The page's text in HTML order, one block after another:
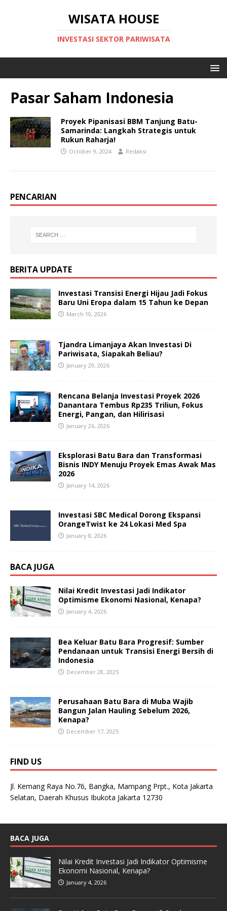
WISATA HOUSE
INVESTASI SEKTOR PARIWISATA
Pasar Saham Indonesia
Proyek Pipanisasi BBM Tanjung Batu-
Samarinda: Langkah Strategis untuk
Rukun Raharja!
October 9, 2024 Redaksi
PENCARIAN
BERITA UPDATE
Investasi Transisi Energi Hijau Jadi Fokus
Baru Uni Eropa dalam 15 Tahun ke Depan
March 10, 2026
Tjandra Limanjaya Akan Investasi Di
Pariwisata, Siapakah Beliau?
January 29, 2026
Rencana Belanja Investasi Proyek 2026
Danantara Tembus Rp235 Triliun, Fokus
Energi, Pangan, dan Hilirisasi
January 26, 2026
Eksplorasi Batu Bara dan Transformasi
Bisnis INDY Menuju Proyek Emas Awak Mas
2026
January 14, 2026
Investasi SBC Medical Dorong Ekspansi
OrangeTwist ke 24 Lokasi Med Spa
January 8, 2026
BACA JUGA
Nilai Kredit Investasi Jadi Indikator
Optimisme Ekonomi Nasional, Kenapa?
January 4, 2026
Bea Keluar Batu Bara Progresif: Sumber
Pendanaan untuk Transisi Energi Bersih di
Indonesia
December 28, 2025
Perusahaan Batu Bara di Muba Wajib
Bangun Jalan Hauling Sebelum 2026,
Kenapa?
December 17, 2025
FIND US
Jl. Kemang Raya No.76, Bangka, Mampang Prpt., Kota Jakarta
Selatan, Daerah Khusus Ibukota Jakarta 12730
BACA JUGA
Nilai Kredit Investasi Jadi Indikator Optimisme
Ekonomi Nasional, Kenapa?
January 4, 2026